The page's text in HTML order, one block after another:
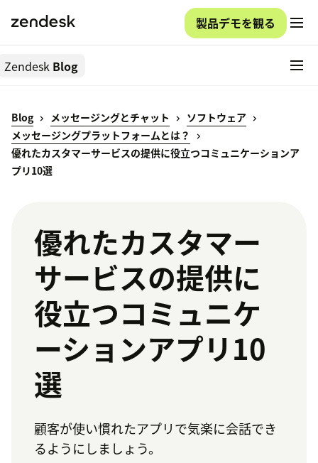
製品デモを観る
Zendesk Blog
Blog メッセージングとチャット
ソフトウェア
メッセージングプラットフォームとは？
優れたカスタマーサービスの提供に役立つコミュニケーションア
プリ10選
優れたカスタマー
サービスの提供に
役立つコミュニケ
ーションアプリ10
選
顧客が使い慣れたアプリで気楽に会話でき
るようにしましょう。